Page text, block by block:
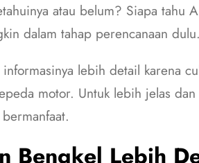
atau belum? Siapa tahu
dalam tahap perencanaan dulu.
lebih detail karena
motor. Untuk lebih jelas
Bengkel Lebih